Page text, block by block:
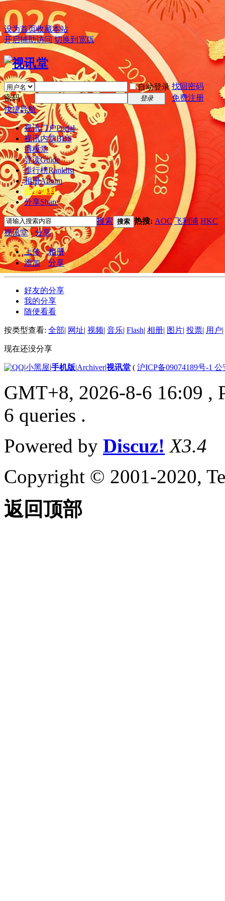
设为首页收藏本站
开启辅助访问 切换到宽版
自动登录 找回密码
密码
登录
免费注册
快捷导航
视讯门户Portal
视讯内堂BBS
博板堂
导读Guide
排行榜Ranklist
相册Album
我要爆料
分享Share
搜索 搜索 热搜: AOC 飞利浦 HKC
视讯堂 › 分享
上传
相册
添加
分享
好友的分享
我的分享
随便看看
按类型查看: 全部| 网址| 视频| 音乐| Flash| 相册| 图片| 投票| 用户|
现在还没分享
|小黑屋|手机版|Archiver|视讯堂 ( 沪ICP备09074189号-1
GMT+8, 2026-8-6 16:09 ,
6 queries .
Powered by Discuz! X3.4
Copyright © 2001-2020,
返回顶部